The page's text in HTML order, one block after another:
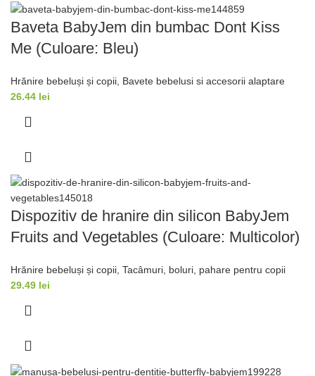
Baveta BabyJem din bumbac Dont Kiss
Me (Culoare: Bleu)
Hrănire bebeluși și copii Bavete bebelusi si accesorii alaptare
26.44 lei
Dispozitiv de hranire din silicon BabyJem
Fruits and Vegetables (Culoare: Multicolor)
Hrănire bebeluși și copii Tacâmuri, boluri, pahare pentru copii
29.49 lei